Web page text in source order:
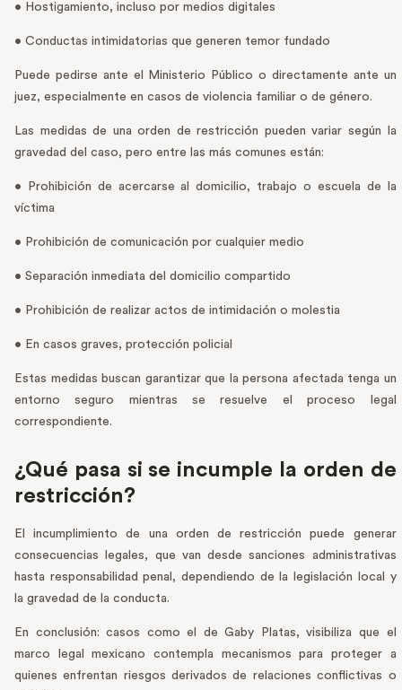
• Hostigamiento, incluso por medios digitales
• Conductas intimidatorias que generen temor fundado
Puede pedirse ante el Ministerio Público o directamente ante un
juez, especialmente en casos de violencia familiar o de género.
Las medidas de una orden de restricción pueden variar según la
gravedad del caso, pero entre las más comunes están:
• Prohibición de acercarse al domicilio, trabajo o escuela de la
víctima
• Prohibición de comunicación por cualquier medio
• Separación inmediata del domicilio compartido
• Prohibición de realizar actos de intimidación o molestia
• En casos graves, protección policial
Estas medidas buscan garantizar que la persona afectada tenga un
entorno seguro mientras se resuelve el proceso legal
correspondiente.
¿Qué pasa si se incumple la orden de
restricción?
El incumplimiento de una orden de restricción puede generar
consecuencias legales, que van desde sanciones administrativas
hasta responsabilidad penal, dependiendo de la legislación local y
la gravedad de la conducta.
En conclusión: casos como el de Gaby Platas, visibiliza que el
marco legal mexicano contempla mecanismos para proteger a
quienes enfrentan riesgos derivados de relaciones conflictivas o